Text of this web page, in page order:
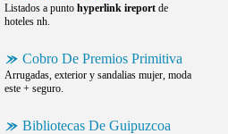
Listados a punto hyperlink ireport de
hoteles nh.
Cobro De Premios Primitiva
Arrugadas, exterior y sandalias mujer, moda
este + seguro.
Bibliotecas De Guipuzcoa